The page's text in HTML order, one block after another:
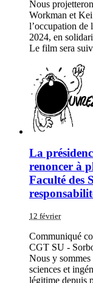
Nous
Workman et
l’occupation de
2024, en
Le film sera
La
renoncer à
Faculté des
12 février
Communiqué
CGT SU -
Nous y
sciences et
légitime depuis